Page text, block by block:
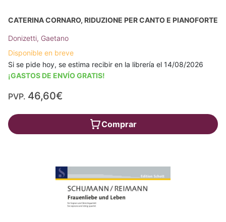
CATERINA CORNARO, RIDUZIONE PER CANTO E PIANOFORTE
Donizetti, Gaetano
Disponible en breve
Si se pide hoy, se estima recibir en la librería el 14/08/2026
¡GASTOS DE ENVÍO GRATIS!
PVP. 46,60€
Comprar